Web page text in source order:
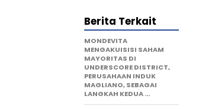
Berita Terkait
MONDEVITA
MENGAKUISISI SAHAM
MAYORITAS DI
UNDERSCORE DISTRICT,
PERUSAHAAN INDUK
MAGLIANO, SEBAGAI
LANGKAH KEDUA …